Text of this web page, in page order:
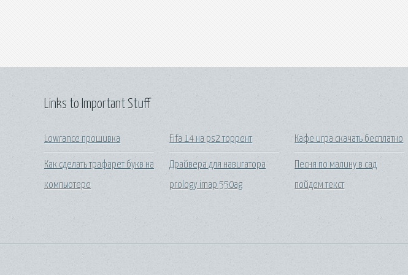
Links to Important Stuff
Lowrance прошивка
Как сделать трафарет букв на
компьютере
Fifa 14 на ps2 торрент
Драйвера для навигатора
prology imap 550ag
Кафе игра скачать бесплатно
Песня по малину в сад
пойдем текст